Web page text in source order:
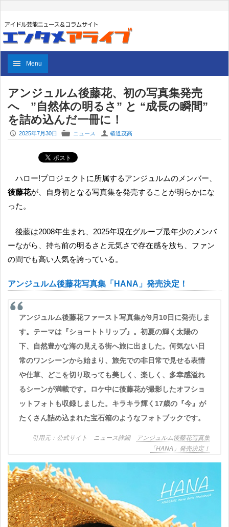
Menu
アンジュルム後藤花、初の写真集発売
へ ”自然体の明るさ” と “成長の瞬間”
を詰め込んだ一冊に！
P 2025年7月30日 F ニュース U 椿道茂高
ハロー!プロジェクトに所属するアンジュルムのメンバー、
後藤花が、自身初となる写真集を発売することが明らかにな
った。
後藤は2008年生まれ、2025年現在グループ最年少のメンバ
ーながら、持ち前の明るさと元気さで存在感を放ち、ファン
の間でも高い人気を誇っている。
アンジュルム後藤花写真集「HANA」発売決定！
アンジュルム後藤花ファースト写真集が9月10日に発売しま
す。テーマは『ショートトリップ』。初夏の輝く太陽の
下、自然豊かな海の見える街へ旅に出ました。何気ない日
常のワンシーンから始まり、旅先での非日常で見せる表情
や仕草、どこを切り取っても美しく、楽しく、多幸感溢れ
るシーンが満載です。ロケ中に後藤花が撮影したオフショ
ットフォトも収録しました。キラキラ輝く17歳の『今』が
たくさん詰め込まれた宝石箱のようなフォトブックです。
公式サイト ニュース詳細
アンジュルム後藤花写真集
「HANA」発売決定！